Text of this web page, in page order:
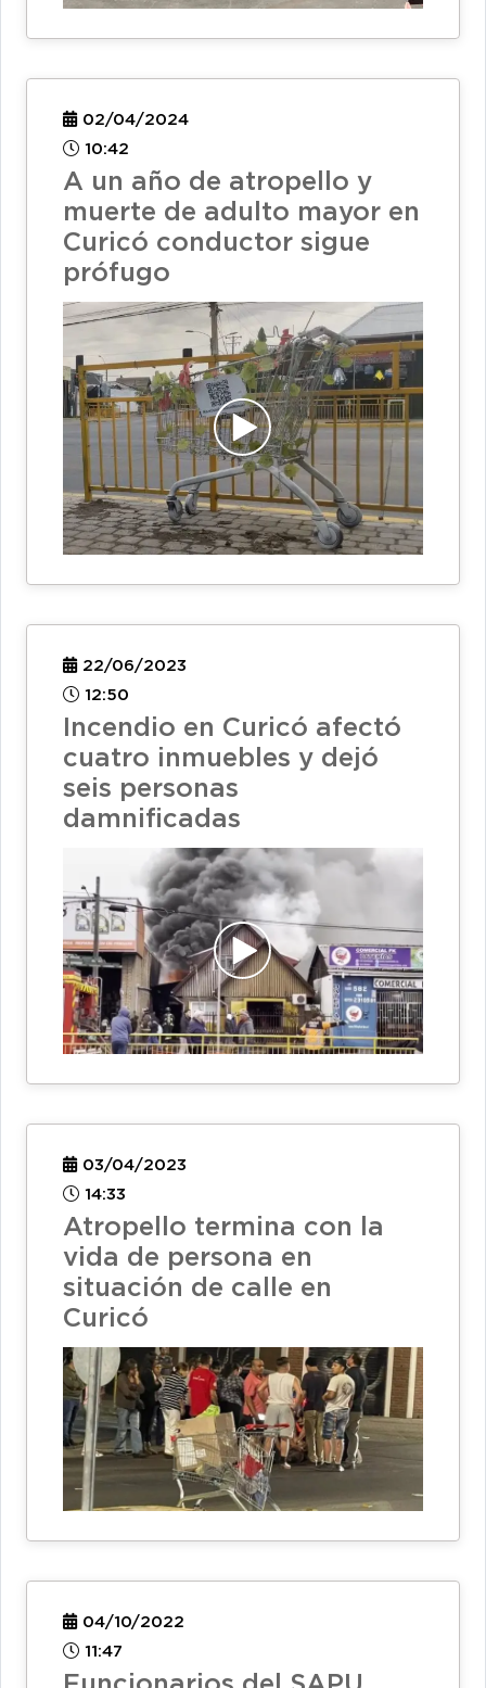
02/04/2024
10:42
A un año de atropello y
muerte de adulto mayor en
Curicó conductor sigue
prófugo
22/06/2023
12:50
Incendio en Curicó afectó
cuatro inmuebles y dejó
seis personas
damnificadas
03/04/2023
14:33
Atropello termina con la
vida de persona en
situación de calle en
Curicó
04/10/2022
11:47